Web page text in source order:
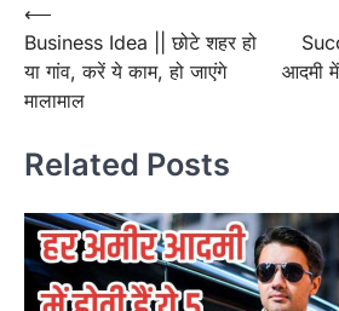
Post
navigation
⟵
Business Idea || छोटे शहर हो
या गांव, करें ये काम, हो जाएंगे
मालामाल
आदमी
Related Posts